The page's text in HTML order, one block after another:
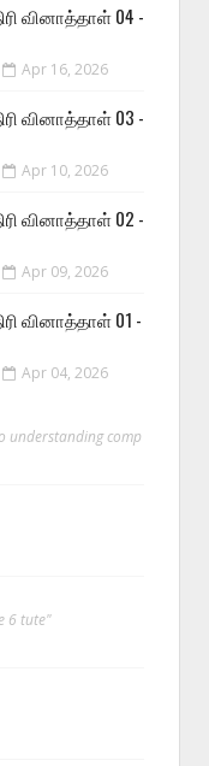
வினாத்தாள் 04 -
Apr 16, 2026
வினாத்தாள் 03 -
Apr 10, 2026
வினாத்தாள் 02 -
Apr 09, 2026
வினாத்தாள் 01 -
Apr 04, 2026
understanding comp
6 tute"